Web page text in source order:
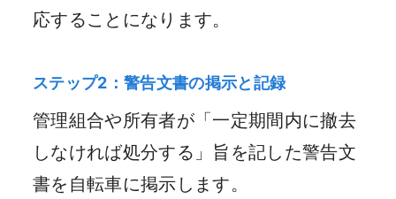
応することになります。
ステップ2：警告文書の掲示と記録
管理組合や所有者が「一定期間内に撤去
しなければ処分する」旨を記した警告文
書を自転車に掲示します。